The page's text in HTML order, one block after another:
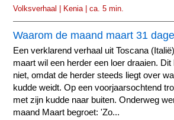
Volksverhaal | Kenia | ca. 5 min.
Waarom de maand maart 31
Een verklarend verhaal uit Toscana
maart wil een herder een loer draaien. Dit
niet, omdat de herder steeds liegt over
kudde weidt. Op een voorjaarsochtend
met zijn kudde naar buiten. Onderweg
maand Maart begroet: 'Zo...